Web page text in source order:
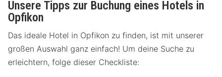
Unsere Tipps zur Buchung eines Hotels in
Opfikon
Das ideale Hotel in Opfikon zu finden, ist mit unserer
großen Auswahl ganz einfach! Um deine Suche zu
erleichtern, folge dieser Checkliste: